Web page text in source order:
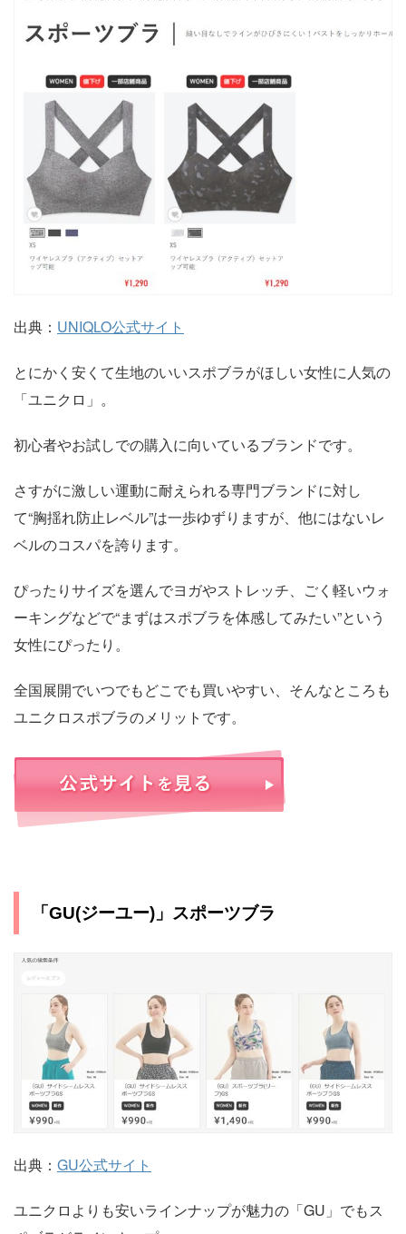
出典： UNIQLO公式サイト
とにかく安くて生地のいいスポブラがほしい女性に人気の
「ユニクロ」。
初心者やお試しでの購入に向いているブランドです。
さすがに激しい運動に耐えられる専門ブランドに対し
て“胸揺れ防止レベル”は一歩ゆずりますが、他にはないレ
ベルのコスパを誇ります。
ぴったりサイズを選んでヨガやストレッチ、ごく軽いウォ
ーキングなどで“まずはスポブラを体感してみたい”という
女性にぴったり。
全国展開でいつでもどこでも買いやすい、そんなところも
ユニクロスポブラのメリットです。
「GU(ジーユー)」スポーツブラ
出典： GU公式サイト
ユニクロよりも安いラインナップが魅力の「GU」でもス